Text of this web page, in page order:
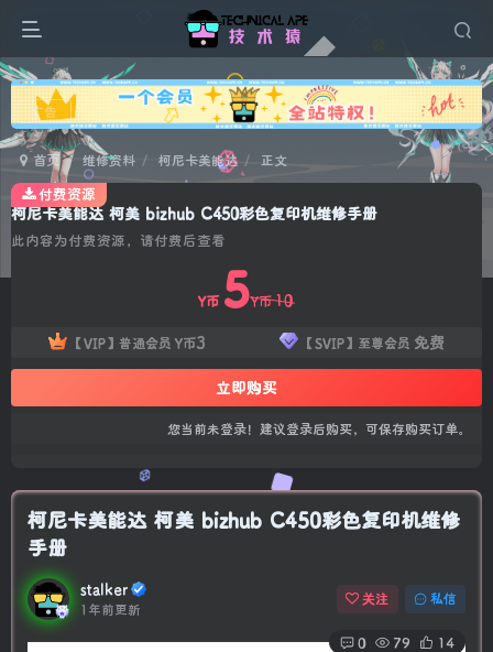
广告
首页 维修资料 柯尼卡美能达 正文
柯尼卡美能达 柯美 bizhub C450彩色复印机维修手册
此内容为付费资源，请付费后查看
Y币 5Y币10
【VIP】普通会员 Y币3 【SVIP】至尊会员 免费
立即购买
您当前未登录！建议登录后购买，可保存购买订单。
付费资源
柯尼卡美能达 柯美 bizhub C450彩色复印机维修
手册
stalker
1年前更新
关注 私信
0 79 14